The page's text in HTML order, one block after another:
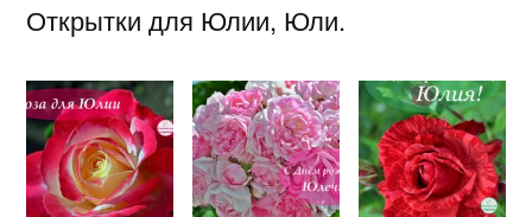
Открытки для Юлии, Юли.